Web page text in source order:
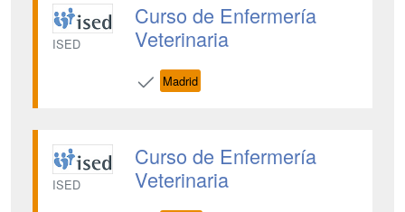
ISED
Curso de Enfermería
Veterinaria
Madrid
ISED
Curso de Enfermería
Veterinaria